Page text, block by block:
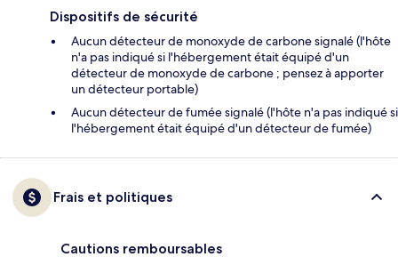
Dispositifs de sécurité
Aucun détecteur de monoxyde de carbone signalé (l'hôte
n'a pas indiqué si l'hébergement était équipé d'un
détecteur de monoxyde de carbone ; pensez à apporter
un détecteur portable)
Aucun détecteur de fumée signalé (l'hôte n'a pas indiqué si
l'hébergement était équipé d'un détecteur de fumée)
Frais et politiques
Cautions remboursables